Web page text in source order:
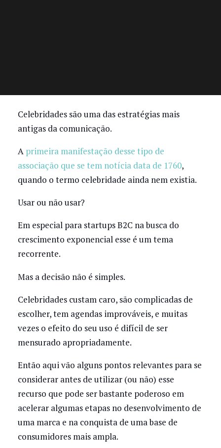
Celebridades são uma das estratégias mais
antigas da comunicação.
A primeira manifestação desse tipo de
associação que se tem notícia data de 1760,
quando o termo celebridade ainda nem existia.
Usar ou não usar?
Em especial para startups B2C na busca do
crescimento exponencial esse é um tema
recorrente.
Mas a decisão não é simples.
Celebridades custam caro, são complicadas de
escolher, tem agendas improváveis, e muitas
vezes o efeito do seu uso é difícil de ser
mensurado apropriadamente.
Então aqui vão alguns pontos relevantes para se
considerar antes de utilizar (ou não) esse
recurso que pode ser bastante poderoso em
acelerar algumas etapas no desenvolvimento de
uma marca e na conquista de uma base de
consumidores mais ampla.